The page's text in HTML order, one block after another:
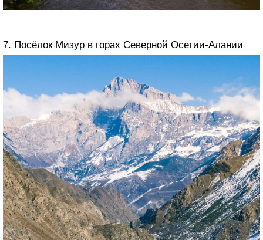
7. Посёлок Мизур в горах Северной Осетии-Алании